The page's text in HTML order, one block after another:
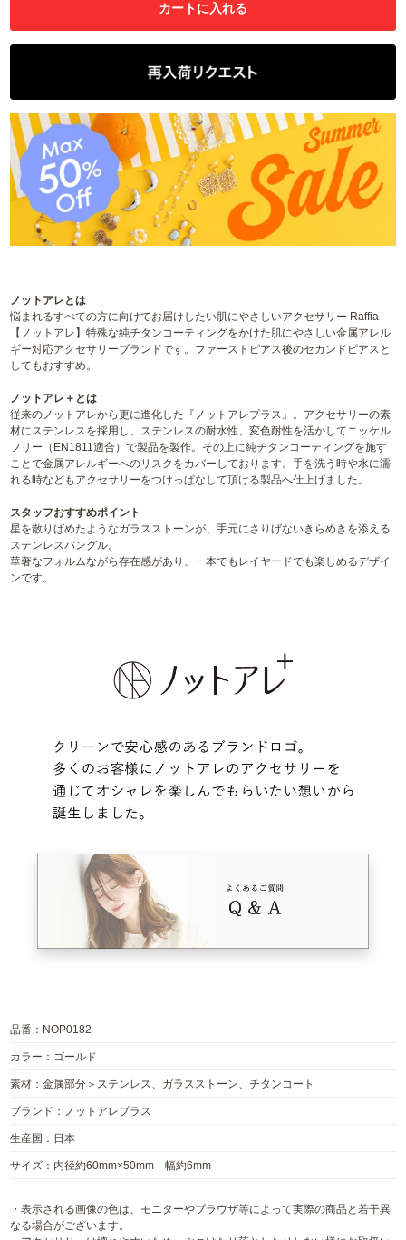
ノットアレとは
悩まれるすべての方に向けてお届けしたい肌にやさしいアクセサリー Raffia
【ノットアレ】特殊な純チタンコーティングをかけた肌にやさしい金属アレル
ギー対応アクセサリーブランドです。ファーストピアス後のセカンドピアスと
してもおすすめ。
ノットアレ＋とは
従来のノットアレから更に進化した『ノットアレプラス』。アクセサリーの素
材にステンレスを採用し、ステンレスの耐水性、変色耐性を活かしてニッケル
フリー（EN1811適合）で製品を製作。その上に純チタンコーティングを施す
ことで金属アレルギーへのリスクをカバーしております。手を洗う時や水に濡
れる時などもアクセサリーをつけっぱなして頂ける製品へ仕上げました。
スタッフおすすめポイント
星を散りばめたようなガラスストーンが、手元にさりげないきらめきを添える
ステンレスバングル。
華奢なフォルムながら存在感があり、一本でもレイヤードでも楽しめるデザイ
ンです。
品番：NOP0182
カラー：ゴールド
素材：金属部分＞ステンレス、ガラスストーン、チタンコート
ブランド：ノットアレプラス
生産国：日本
サイズ：内径約60mm×50mm 幅約6mm
・表示される画像の色は、モニターやブラウザ等によって実際の商品と若干異
なる場合がございます。